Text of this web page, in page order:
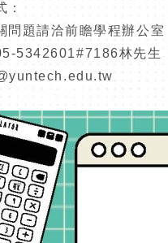
：
問題請洽前瞻學程辦公室
5342601#7186林先生